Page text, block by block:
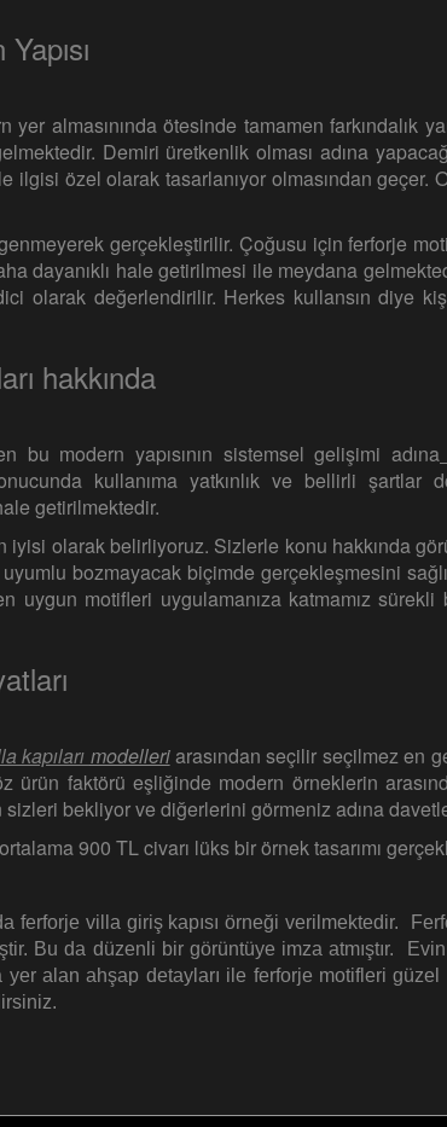
almasınında ötesinde tamamen farkındalık
Demiri üretkenlik olması adına
ilgisi özel olarak tasarlanıyor olmasından
gerçekleştirilir. Çoğusu için ferforje
dayanıklı hale getirilmesi ile meydana
olarak değerlendirilir. Herkes kullansın diye
hakkında
bu modern yapısının sistemsel gelişimi adına
kullanıma yatkınlık ve bellirli şartlar
getirilmektedir.
olarak belirliyoruz. Sizlerle konu hakkında
bozmayacak biçimde gerçekleşmesini
uygun motifleri uygulamanıza katmamız
kapıları modelleriarasından seçilir seçilmez en
ürün faktörü eşliğinde modern örneklerin
sizleri bekliyor ve diğerlerini görmeniz adına
900 TL civarı lüks bir örnek tasarımı
ferforje villa giriş kapısı örneği verilmektedir.
Bu da düzenli bir görüntüye imza atmıştır.
yer alan ahşap detayları ile ferforje motifleri